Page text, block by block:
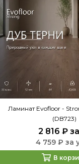
Ламинат Evofloor -
(DB723)
2 816 ₽
4 759 ₽ за
В